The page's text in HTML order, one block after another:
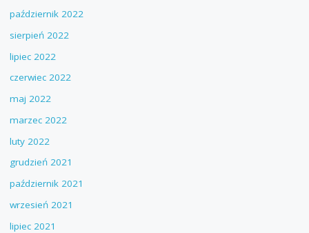
październik 2022
sierpień 2022
lipiec 2022
czerwiec 2022
maj 2022
marzec 2022
luty 2022
grudzień 2021
październik 2021
wrzesień 2021
lipiec 2021